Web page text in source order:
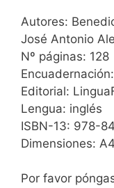
Autores:
José Antonio
Nº páginas: 128
Editorial:
Lengua: inglés
ISBN-13: 978-
Dimensiones:
Por favor